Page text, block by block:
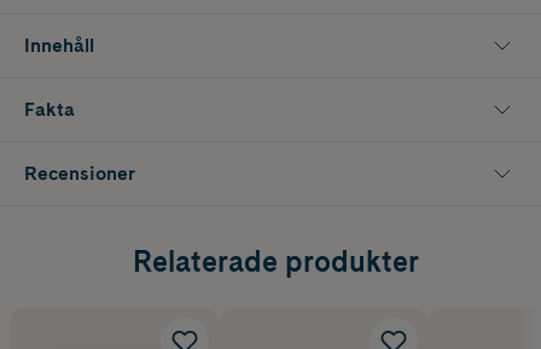
Innehåll
Fakta
Recensioner
Relaterade produkter